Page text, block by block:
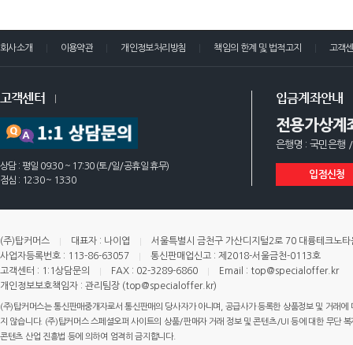
회사소개 이용약관 개인정보처리방침 책임의 한계 및 법적고지 고객
고객센터
상담 : 평일 09:30 ~ 17:30 (토/일/공휴일 휴무)
점심 : 12:30 ~ 13:30
입금계좌안내
전용가상계
은행명 : 국민은행
입점신청
(주)탑커머스 대표자 : 나이엽
서울특별시 금천구 가산디지털2로 70 대륭테크노
사업자등록번호 : 113-86-63057
통신판매업신고 : 제2018-서울금천-0113호
고객센터 : 1:1상담문의
FAX : 02-3289-6860
Email : top@specialoffer.kr
개인정보보호책임자 : 관리팀장 (top@specialoffer.kr)
(주)탑커머스는 통신판매중개자로서 통신판매의 당사자가 아니며, 공급사가 등록한 상품정보 및 거래
지 않습니다. (주)탑커머스 스페셜오퍼 사이트의 상품/판매자 거래 정보 및 콘텐츠/UI 등에 대한 무단
콘텐츠 산업 진흥법 등에 의하여 엄격히 금지합니다.